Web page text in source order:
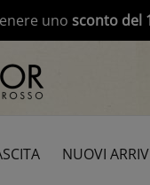
uno sconto del
NUOVI